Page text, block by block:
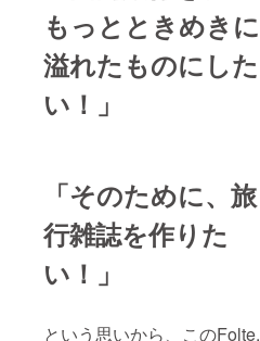
もっとときめきに
溢れたものにした
い！」
「そのために、旅
行雑誌を作りた
い！」
という思いから、このFolte.